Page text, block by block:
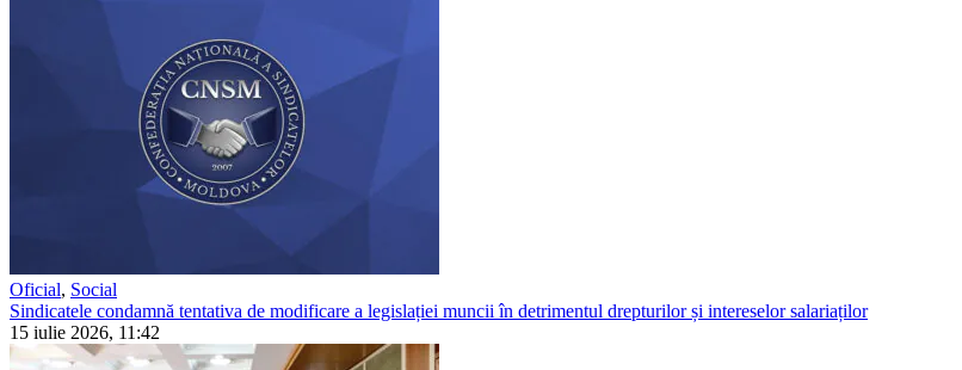
Oficial, Social
Sindicatele condamnă tentativa de modificare a legislației muncii în detrimentul drepturilor și intereselor salariaților
15 iulie 2026, 11:42